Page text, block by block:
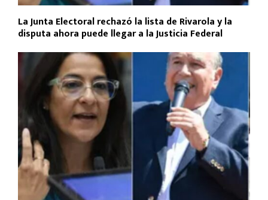
La Junta Electoral rechazó la lista de Rivarola y la
disputa ahora puede llegar a la Justicia Federal